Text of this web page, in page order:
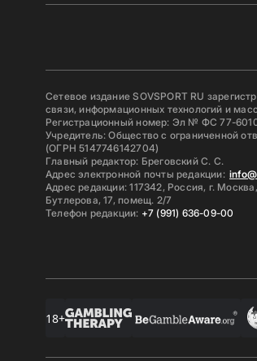
Сетевое издание SOVSPORT RU
связи, информационных технологий и
Регистрационный номер: Эл № ФС 77-
Учредитель: Общество с ограниченной
(ОГРН 5147746142704)
Главный редактор: Бреговский С. С.
Адрес электронной почты редакции:
Адрес редакции: 117342, Россия, г.
Бутлерова, 17, помещ. 2/7
Телефон редакции: +7 (991) 636-09-00
18+